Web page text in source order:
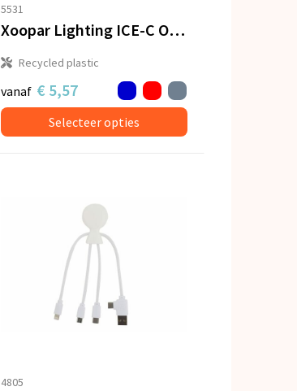
5531
Xoopar Lighting ICE-C Oplaadkabel
Recycled plastic
vanaf € 5,57
Selecteer opties
4805